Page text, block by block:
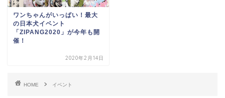
ワンちゃんがいっぱい！最大
の日本犬イベント
「ZIPANG2020」が今年も開
催！
2020年2月14日
HOME イベント